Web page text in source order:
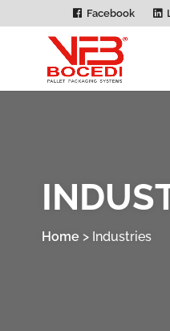
Facebook
Home > Industries